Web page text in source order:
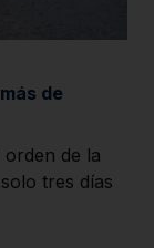
de
de la
tres días